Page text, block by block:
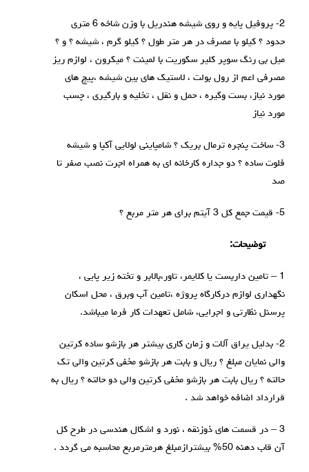
2- پروفیل پایه و روی شیشه هندریل با وزن شاخه 6 متری
حدود ؟ کیلو با مصرف در هر متر طول ؟ کیلو گرم ، شیشه ؟ و ؟
میل بی رنگ سوپر کلیر سکوریت با لمینت ؟ میکرون ، لوازم ریز
مصرفی اعم از رول بولت ، لاستیک های بین شیشه ،پیچ های
مورد نیاز، بست وگیره ، حمل و نقل ، تخلیه و بارگیری ، چسب
مورد نیاز
3- ساخت پنجره ترمال بریک ؟ شامپاینی لولایی آکپا و شیشه
فلوت ساده ؟ دو جداره کارخانه ای به همراه اجرت نصب صفر تا
صد
5- قیمت جمع کل 3 آیتم برای هر متر مربع ؟
توضیحات:
1 – تامین داربست یا کلایمر، تاور،بالابر و تخته زیر پایی ،
نگهداری لوازم درکارگاه پروژه ،تامین آب وبرق ، محل اسکان
پرسنل نظارتی و اجرایی، شامل تعهدات کار فرما میباشد.
2- بدلیل یراق آلات و زمان کاری بیشتر هر بازشو ساده کرتین
والی نمایان مبلغ ؟ ريال و بابت هر بازشو مخفی کرتین والی تک
حالته ؟ ريال بابت هر بازشو مخفی کرتین والی دو حالته ؟ ريال به
قرارداد اضافه خواهد شد .
3 – در قسمت های ذوزنقه ، نورد و اشکال هندسی در طرح کل
آن قاب دهنه 50% بیشترازمبلغ هرمترمربع محاسبه می گردد .